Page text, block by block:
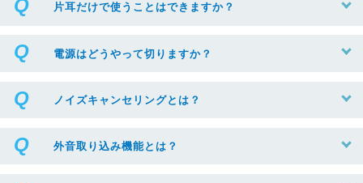
片耳だけで使うことはできますか？
電源はどうやって切りますか？
ノイズキャンセリングとは？
外音取り込み機能とは？